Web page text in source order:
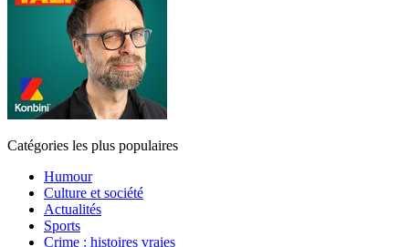
Catégories les plus populaires
Humour
Culture et société
Actualités
Sports
Crime : histoires vraies